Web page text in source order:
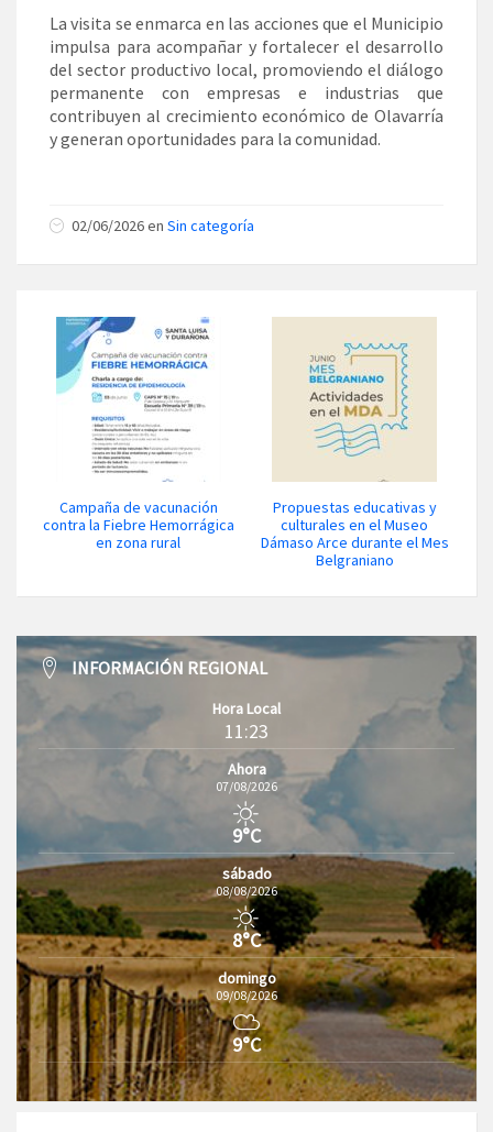
La visita se enmarca en las acciones que el Municipio
impulsa para acompañar y fortalecer el desarrollo
del sector productivo local, promoviendo el diálogo
permanente con empresas e industrias que
contribuyen al crecimiento económico de Olavarría
y generan oportunidades para la comunidad.
02/06/2026 en Sin categoría
Campaña de vacunación
contra la Fiebre Hemorrágica
en zona rural
Propuestas educativas y
culturales en el Museo
Dámaso Arce durante el Mes
Belgraniano
INFORMACIÓN REGIONAL
Hora Local
11:23
Ahora
07/08/2026
9°C
sábado
08/08/2026
8°C
domingo
09/08/2026
9°C